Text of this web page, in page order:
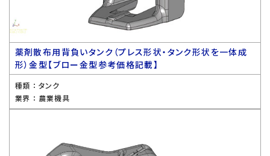
薬剤散布用背負いタンク（プレス形状・タンク形状を一体成
形）金型【ブロー金型参考価格記載】
種類 ： タンク
業界 ： 農業機具